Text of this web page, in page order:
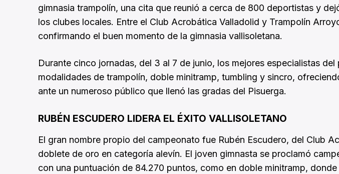
gimnasia trampolín, una cita que reunió a cerca de 800 deportistas y
los clubes locales. Entre el Club Acrobática Valladolid y Trampolín
confirmando el buen momento de la gimnasia vallisoletana.
Durante cinco jornadas, del 3 al 7 de junio, los mejores especialistas
modalidades de trampolín, doble minitramp, tumbling y sincro,
ante un numeroso público que llenó las gradas del Pisuerga.
RUBÉN ESCUDERO LIDERA EL ÉXITO VALLISOLETANO
El gran nombre propio del campeonato fue Rubén Escudero, del Club
doblete de oro en categoría alevín. El joven gimnasta se proclamó
con una puntuación de 84.270 puntos, como en doble minitramp,